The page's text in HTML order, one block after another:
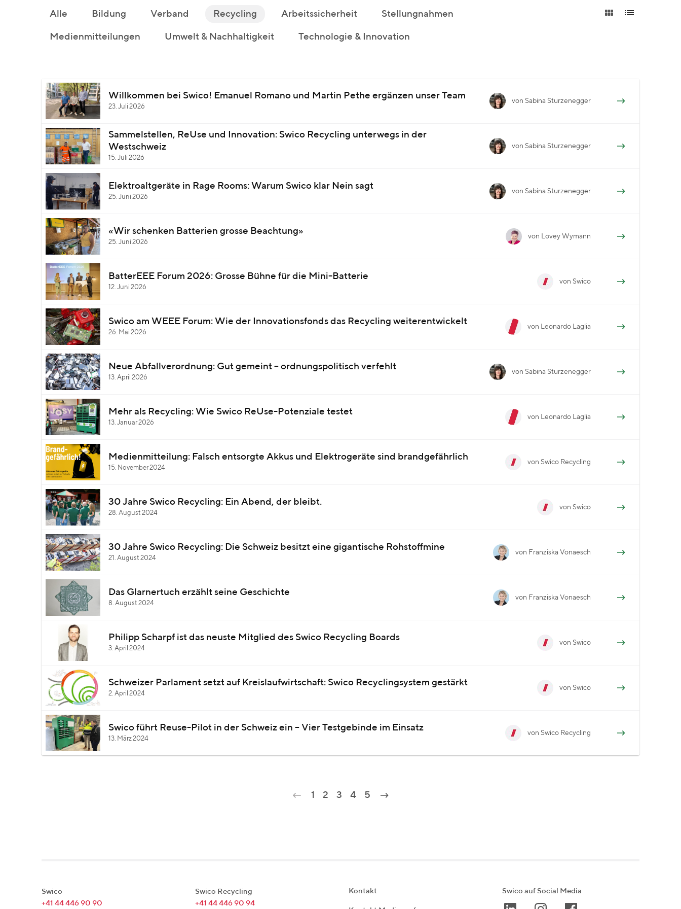
Alle Bildung Verband Recycling Arbeitssicherheit Stellungnahmen
Medienmitteilungen Umwelt & Nachhaltigkeit Technologie & Innovation
23. Juli 2026
Willkommen bei Swico! Emanuel Romano und Martin Pethe ergänzen unser Team
von Sabina Sturzenegger
15. Juli 2026
Sammelstellen, ReUse und Innovation: Swico Recycling unterwegs in der
Westschweiz
von Sabina Sturzenegger
25. Juni 2026
Elektroaltgeräte in Rage Rooms: Warum Swico klar Nein sagt
von Sabina Sturzenegger
25. Juni 2026
«Wir schenken Batterien grosse Beachtung»
von Lovey Wymann
12. Juni 2026
BatterEEE Forum 2026: Grosse Bühne für die Mini-Batterie
von Swico
26. Mai 2026
Swico am WEEE Forum: Wie der Innovationsfonds das Recycling weiterentwickelt
von Leonardo Laglia
13. April 2026
Neue Abfallverordnung: Gut gemeint – ordnungspolitisch verfehlt
von Sabina Sturzenegger
13. Januar 2026
Mehr als Recycling: Wie Swico ReUse-Potenziale testet
von Leonardo Laglia
15. November 2024
Medienmitteilung: Falsch entsorgte Akkus und Elektrogeräte sind brandgefährlich
von Swico Recycling
28. August 2024
30 Jahre Swico Recycling: Ein Abend, der bleibt.
von Swico
21. August 2024
30 Jahre Swico Recycling: Die Schweiz besitzt eine gigantische Rohstoffmine
von Franziska Vonaesch
8. August 2024
Das Glarnertuch erzählt seine Geschichte
von Franziska Vonaesch
3. April 2024
Philipp Scharpf ist das neuste Mitglied des Swico Recycling Boards
von Swico
2. April 2024
Schweizer Parlament setzt auf Kreislaufwirtschaft: Swico Recyclingsystem gestärkt
von Swico
13. März 2024
Swico führt Reuse-Pilot in der Schweiz ein – Vier Testgebinde im Einsatz
von Swico Recycling
1 2 3 4 5
Swico
+41 44 446 90 90
Swico Recycling
+41 44 446 90 94
Kontakt Swico auf Social Media